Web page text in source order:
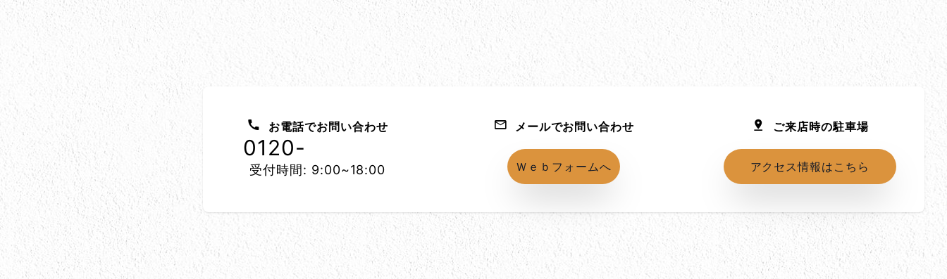
お問い合わせ方法
お電話でお問い合わせ
0120-
受付時間: 9:00~18:00
メールでお問い合わせ
Ｗｅｂフォームへ
ご来店時の駐車場
アクセス情報はこちら
所在地